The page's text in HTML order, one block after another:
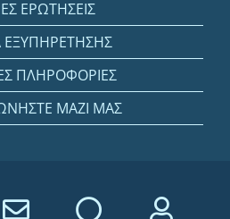
ΕΡΩΤΗΣΕΙΣ
ΕΞΥΠΗΡΕΤΗΣΗΣ
ΠΛΗΡΟΦΟΡΙΕΣ
ΜΑΖΙ ΜΑΣ